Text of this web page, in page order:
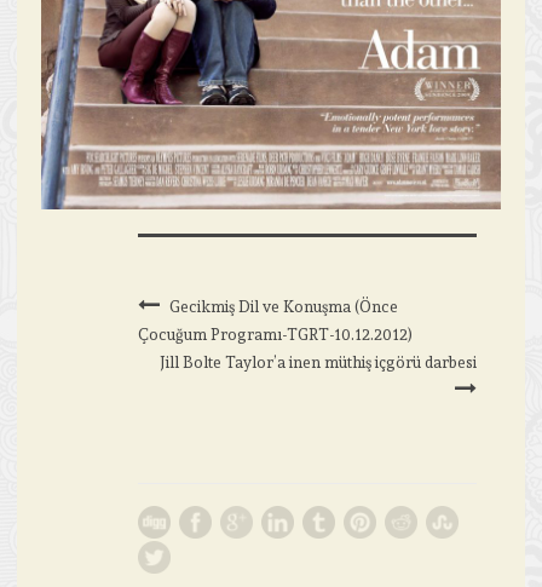
Gecikmiş Dil ve Konuşma (Önce
Çocuğum Programı-TGRT-10.12.2012)
Jill Bolte Taylor’a inen müthiş içgörü darbesi